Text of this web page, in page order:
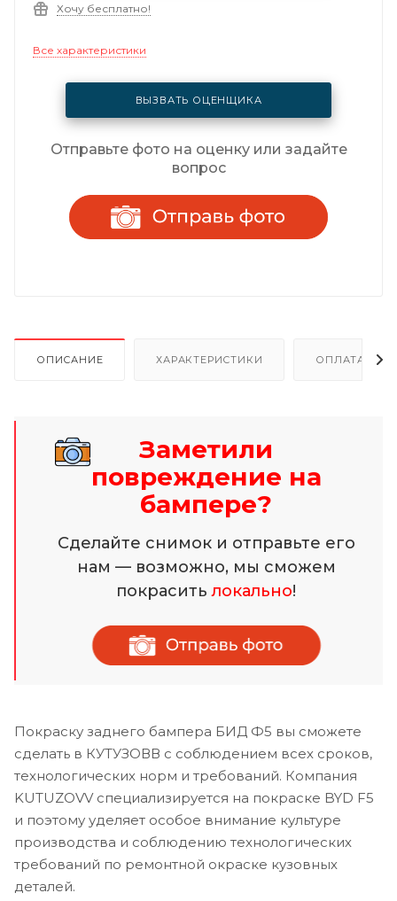
Хочу бесплатно!
Все характеристики
ВЫЗВАТЬ ОЦЕНЩИКА
Отправьте фото на оценку или задайте
вопрос
ОПИСАНИЕ ХАРАКТЕРИСТИКИ ОПЛАТА И
Заметили
повреждение на
бампере?
Сделайте снимок и отправьте его
нам — возможно, мы сможем
покраситьлокально!
Покраску заднего бампера БИД Ф5 вы сможете
сделать в КУТУЗОВВ с соблюдением всех сроков,
технологических норм и требований. Компания
KUTUZOVV специализируется на покраске BYD F5
и поэтому уделяет особое внимание культуре
производства и соблюдению технологических
требований по ремонтной окраске кузовных
деталей.